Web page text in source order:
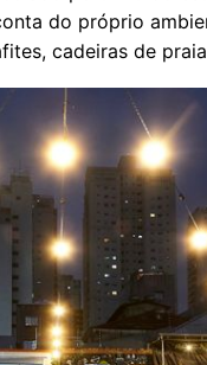
do próprio
cadeiras de